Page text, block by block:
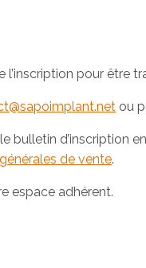
pour être
ou
bulletin d’inscription
de vente.
espace adhérent.